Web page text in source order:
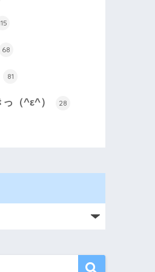
68
81
（^ε^） 28